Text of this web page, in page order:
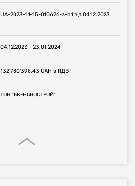
UA-2023-11-15-010626-a-b1 від 04.12.2023
04.12.2023 - 23.01.2024
132'780'398,43 UAH з ПДВ
ТОВ "БК-НОВОСТРОЙ"